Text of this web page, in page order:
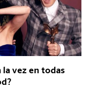
la vez en todas